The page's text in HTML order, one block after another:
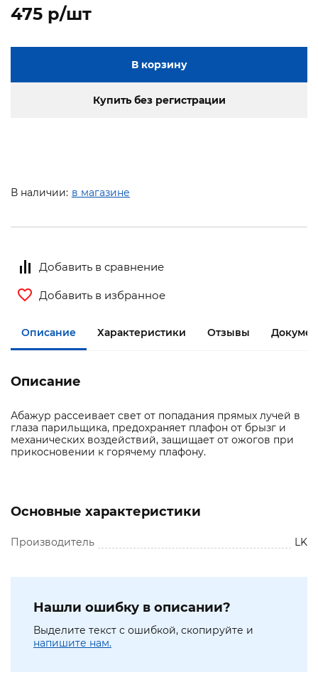
475 p/шт
В корзину
Купить без регистрации
В наличии: в магазине
Добавить в сравнение
Добавить в избранное
Описание Характеристики Отзывы
Описание
Абажур рассеивает свет от попадания прямых лучей в
глаза парильщика, предохраняет плафон от брызг и
механических воздействий, защищает от ожогов при
прикосновении к горячему плафону.
Основные характеристики
Производитель LK
Нашли ошибку в описании?
Выделите текст с ошибкой, скопируйте и
напишите нам.